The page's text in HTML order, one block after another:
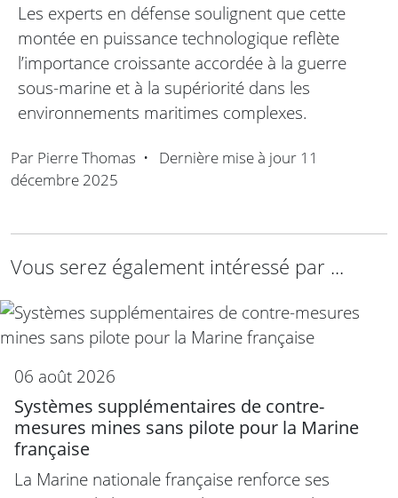
Les experts en défense soulignent que cette
montée en puissance technologique reflète
l’importance croissante accordée à la guerre
sous-marine et à la supériorité dans les
environnements maritimes complexes.
Par Pierre Thomas • Dernière mise à jour 11
décembre 2025
Vous serez également intéressé par ...
06 août 2026
Systèmes supplémentaires de contre-
mesures mines sans pilote pour la Marine
française
La Marine nationale française renforce ses